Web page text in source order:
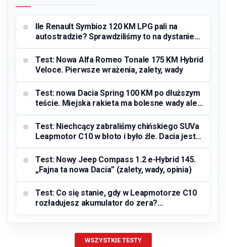
Ile Renault Symbioz 120 KM LPG pali na
autostradzie? Sprawdziliśmy to na dystanie
Test: Nowa Alfa Romeo Tonale 175 KM Hybrid
Veloce. Pierwsze wrażenia, zalety, wady
Test: nowa Dacia Spring 100 KM po dłuższym
teście. Miejska rakieta ma bolesne wady ale
Test: Niechcący zabraliśmy chińskiego SUVa
Leapmotor C10 w błoto i było źle. Dacia jest
Test: Nowy Jeep Compass 1.2 e-Hybrid 145.
„Fajna ta nowa Dacia” (zalety, wady, opinia)
Test: Co się stanie, gdy w Leapmotorze C10
rozładujesz akumulator do zera?
WSZYSTKIE TESTY